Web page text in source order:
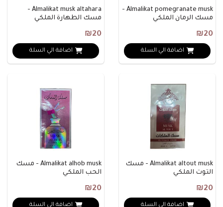
Almalikat pomegranate musk -
مسك الرمان الملكي
₪20
اضافة الي السلة
Almalikat musk altahara -
مسك الطهارة الملكي
₪20
اضافة الي السلة
Almalikat altout musk - مسك
التوت الملكي
₪20
اضافة الي السلة
Almalikat alhob musk - مسك
الحب الملكي
₪20
اضافة الي السلة